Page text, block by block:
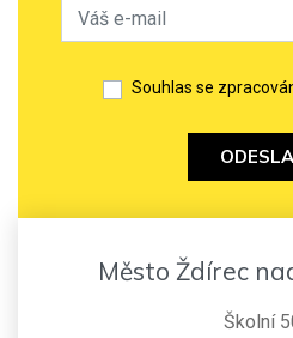
Souhlas se
Město Ždírec
Školní